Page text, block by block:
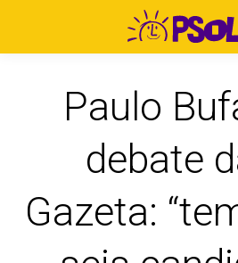
Paulo
debate
Gazeta: